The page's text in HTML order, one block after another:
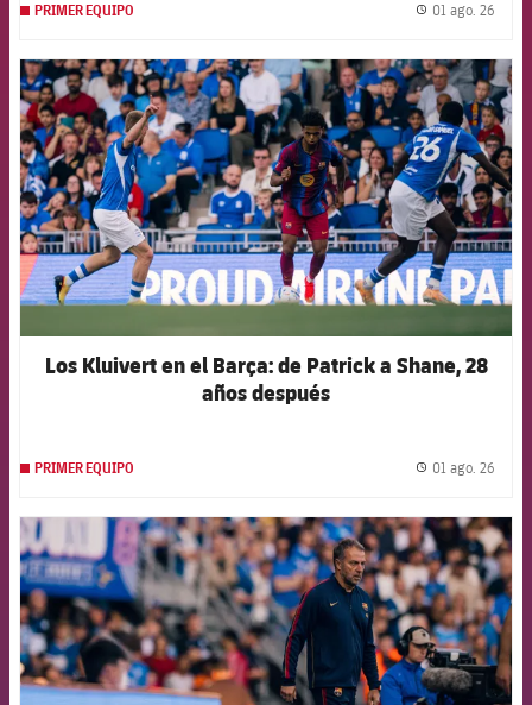
PRIMER EQUIPO 01 ago. 26
FCB Barcelona badge
Los Kluivert en el Barça: de Patrick a Shane, 28
años después
PRIMER EQUIPO 01 ago. 26
FCB Barcelona badge